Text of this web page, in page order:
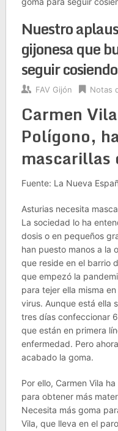
Nuestro
gijonesa que
seguir
FAV Gijón Notas
Carmen
Polígono,
mascarillas
Fuente: La Nueva
Asturias necesita
La sociedad lo ha
dosis o en pequeños
han puesto manos a la
que reside en el barrio
que empezó la
para tejer ella misma
virus. Aunque está ella
tres días confeccionar
que están en primera
enfermedad. Pero
acabado la goma.
Por ello, Carmen Vila
para obtener más
Necesita más goma
Vila, que lleva en el